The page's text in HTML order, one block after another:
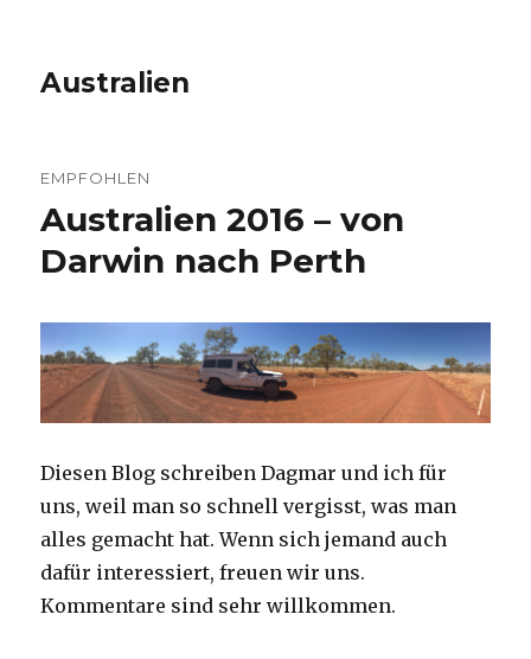
Australien
EMPFOHLEN
Australien 2016 – von
Darwin nach Perth
Diesen Blog schreiben Dagmar und ich für
uns, weil man so schnell vergisst, was man
alles gemacht hat. Wenn sich jemand auch
dafür interessiert, freuen wir uns.
Kommentare sind sehr willkommen.